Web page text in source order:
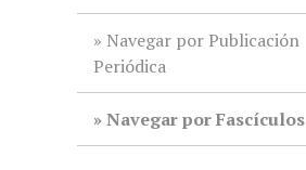
Navegar por Publicación
Periódica
Navegar por Fascículos